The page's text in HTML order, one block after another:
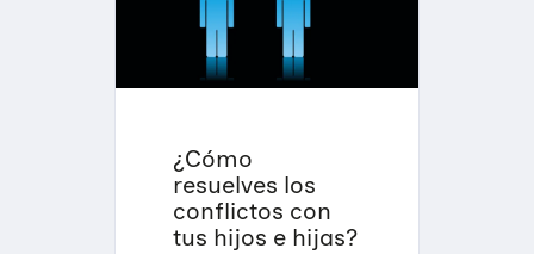
¿Cómo
resuelves los
conflictos con
tus hijos e hijas?